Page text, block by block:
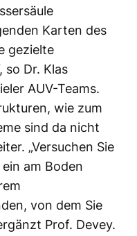
Karten des
gezielte
so Dr. Klas
AUV-Teams.
wie zum
sind da nicht
„Versuchen Sie
am Boden
von dem Sie
Prof. Devey.